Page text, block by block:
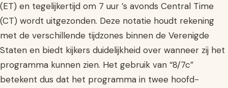
(ET) en tegelijkertijd om 7 uur ’s avonds Central Time
(CT) wordt uitgezonden. Deze notatie houdt rekening
met de verschillende tijdzones binnen de Verenigde
Staten en biedt kijkers duidelijkheid over wanneer zij het
programma kunnen zien. Het gebruik van “8/7c”
betekent dus dat het programma in twee hoofd­